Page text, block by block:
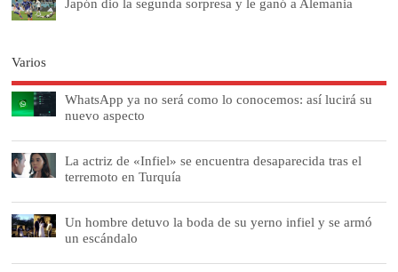
Varios
WhatsApp ya no será como lo conocemos: así lucirá su
nuevo aspecto
La actriz de «Infiel» se encuentra desaparecida tras el
terremoto en Turquía
Un hombre detuvo la boda de su yerno infiel y se armó
un escándalo